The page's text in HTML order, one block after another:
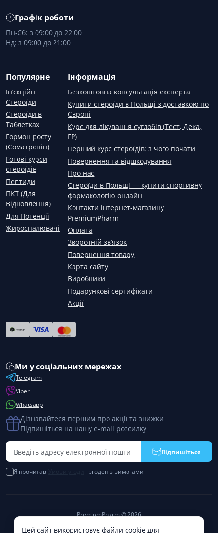
Графік роботи
Пн-Сб: з 09:00 до 22:00
Нд: з 09:00 до 21:00
Популярне
Ін’єкційні
Стероїди
Стероїди в
Таблетках
Гормон росту
(Соматропін)
Готові курси
стероїдів
Пептиди
ПКТ (Для
Відновлення)
Для Потенції
Жироспалювачі
Інформація
Безкоштовна консультація експерта
Купити стероїди в Польщі з доставкою по
Європі
Курс для лікування суглобів (Тест, Дека,
ГР)
Перший курс стероїдів: з чого почати
Повернення та відшкодування
Про нас
Стероїди в Польщі — купити спортивну
фармакологію онлайн
Контакти інтернет-магазину
PremiumPharm
Оплата
Зворотній зв’язок
Повернення товару
Карта сайту
Виробники
Подарункові сертифікати
Акції
Ми у соціальних мережах
Telegram
Viber
Whatsapp
Дізнавайтеся першим про акції та знижки
Підпишіться на нашу e-mail розсилку
Підпишіться
Я прочитав і згоден з вимогами
PremiumPharm © 2026
Цей сайт використовує файли cookie для